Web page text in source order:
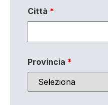
Città *
Provincia *